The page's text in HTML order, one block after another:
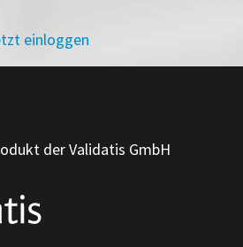
einloggen
der Validatis GmbH